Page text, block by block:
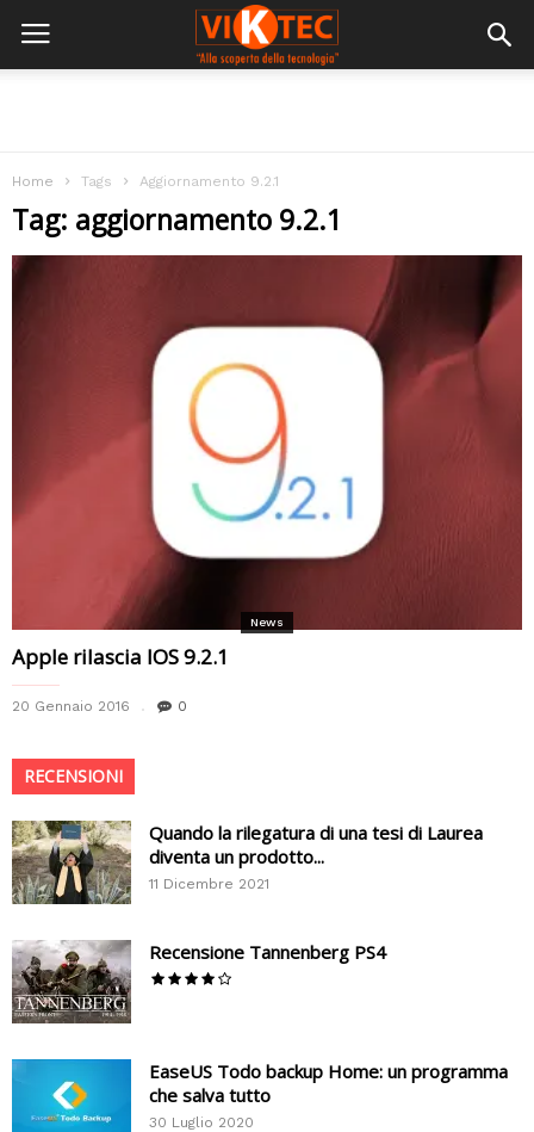
Home Tags Aggiornamento 9.2.1
Tag: aggiornamento 9.2.1
News
Apple rilascia IOS 9.2.1
20 Gennaio 2016 0
RECENSIONI
Quando la rilegatura di una tesi di Laurea
diventa un prodotto...
11 Dicembre 2021
Recensione Tannenberg PS4
EaseUS Todo backup Home: un programma
che salva tutto
30 Luglio 2020